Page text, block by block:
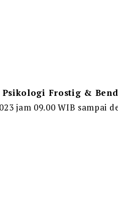
Frostig &
jam 09.00 WIB sampai